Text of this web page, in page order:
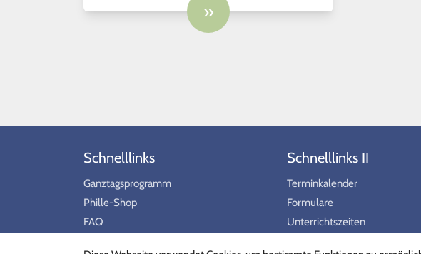
»
Schnelllinks
Ganztagsprogramm
Phille-Shop
FAQ
Schnelllinks II
Terminkalender
Formulare
Unterrichtszeiten